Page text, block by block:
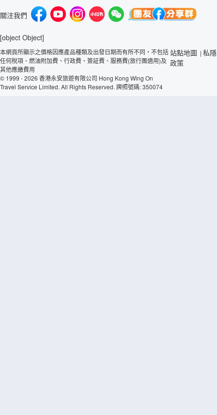
關注我們
[object Object]
本網頁所顯示之價格因應產品種類及出發日期而有所不同，不包括
任何稅項、燃油附加費、行政費、簽証費、服務費(旅行團適用)及
其他應繳費用
© 1999 - 2026 香港永安旅遊有限公司 Hong Kong Wing On
Travel Service Limited. All Rights Reserved. 牌照號碼: 350074
站點地圖 | 私隱
政策